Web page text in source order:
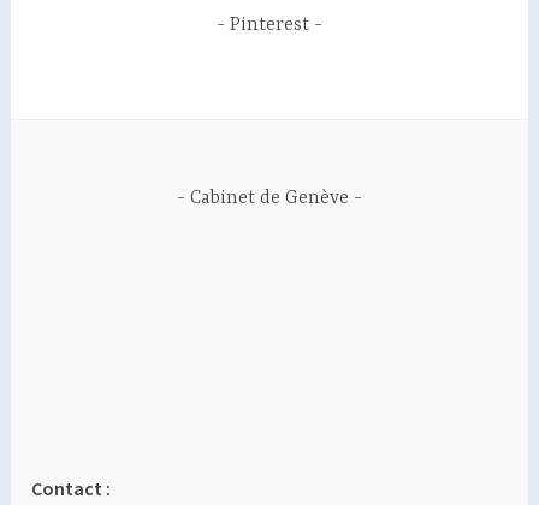
Pinterest
Cabinet de Genève
Contact :